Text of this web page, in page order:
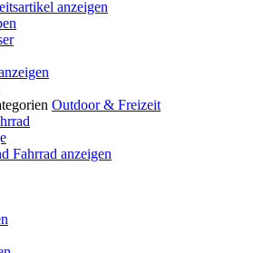
anzeigen
Outdoor & Freizeit
Fahrrad anzeigen